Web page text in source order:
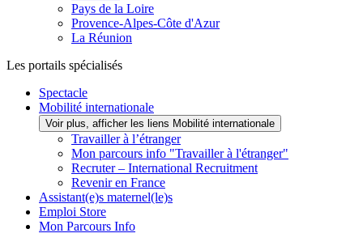
Pays de la Loire
Provence-Alpes-Côte d'Azur
La Réunion
Les portails spécialisés
Spectacle
Mobilité internationale
Voir plus, afficher les liens Mobilité internationale
Travailler à l’étranger
Mon parcours info "Travailler à l'étranger"
Recruter – International Recruitment
Revenir en France
Assistant(e)s maternel(le)s
Emploi Store
Mon Parcours Info